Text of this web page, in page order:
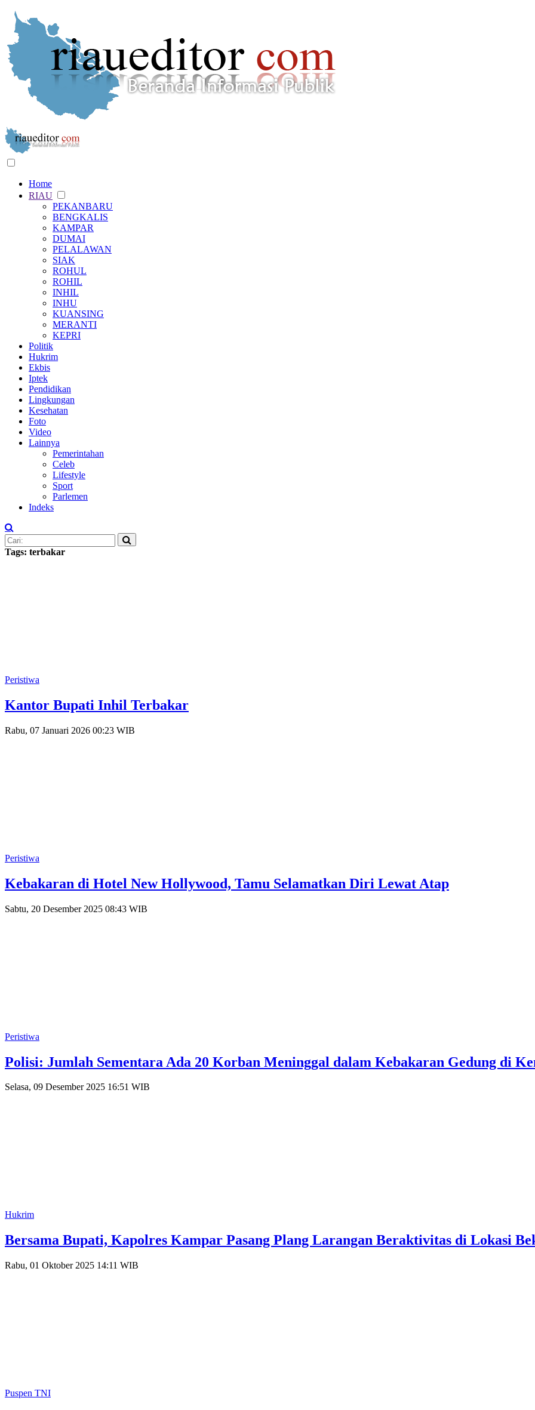
Home
RIAU
PEKANBARU
BENGKALIS
KAMPAR
DUMAI
PELALAWAN
SIAK
ROHUL
ROHIL
INHIL
INHU
KUANSING
MERANTI
KEPRI
Politik
Hukrim
Ekbis
Iptek
Pendidikan
Lingkungan
Kesehatan
Foto
Video
Lainnya
Pemerintahan
Celeb
Lifestyle
Sport
Parlemen
Indeks
Tags: terbakar
Peristiwa
Kantor Bupati Inhil Terbakar
Rabu, 07 Januari 2026 00:23 WIB
Peristiwa
Kebakaran di Hotel New Hollywood, Tamu Selamatkan Diri Lewat Atap
Sabtu, 20 Desember 2025 08:43 WIB
Peristiwa
Polisi: Jumlah Sementara Ada 20 Korban Meninggal dalam Kebakaran Gedung di
Selasa, 09 Desember 2025 16:51 WIB
Hukrim
Bersama Bupati, Kapolres Kampar Pasang Plang Larangan Beraktivitas di Lokasi
Rabu, 01 Oktober 2025 14:11 WIB
Puspen TNI